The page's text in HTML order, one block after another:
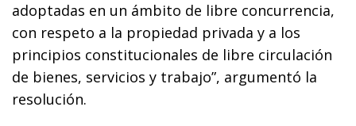
adoptadas en un ámbito de libre concurrencia,
con respeto a la propiedad privada y a los
principios constitucionales de libre circulación
de bienes, servicios y trabajo”, argumentó la
resolución.